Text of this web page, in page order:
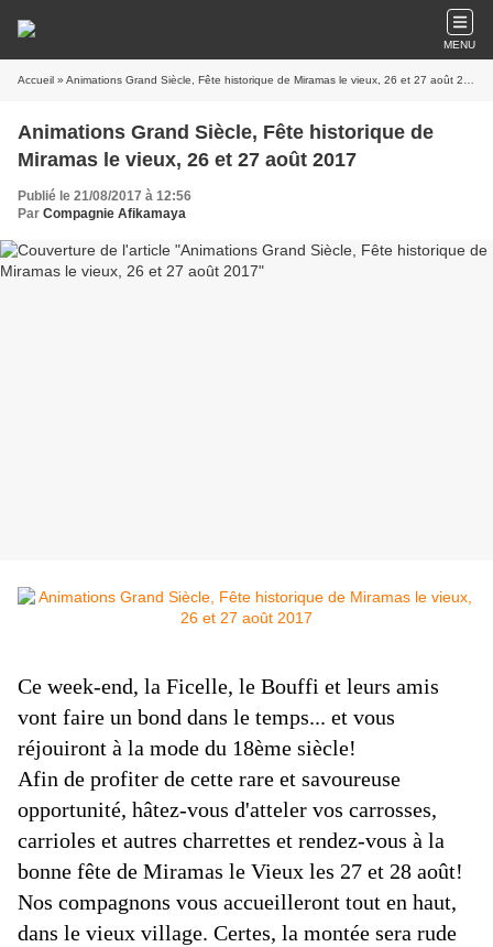
MENU
Accueil » Animations Grand Siècle, Fête historique de Miramas le vieux, 26 et 27 août 2017
Animations Grand Siècle, Fête historique de
Miramas le vieux, 26 et 27 août 2017
Publié le 21/08/2017 à 12:56
Par Compagnie Afikamaya
Ce week-end, la Ficelle, le Bouffi et leurs amis
vont faire un bond dans le temps... et vous
réjouiront à la mode du 18ème siècle!
Afin de profiter de cette rare et savoureuse
opportunité, hâtez-vous d'atteler vos carrosses,
carrioles et autres charrettes et rendez-vous à la
bonne fête de Miramas le Vieux les 27 et 28 août!
Nos compagnons vous accueilleront tout en haut,
dans le vieux village. Certes, la montée sera rude